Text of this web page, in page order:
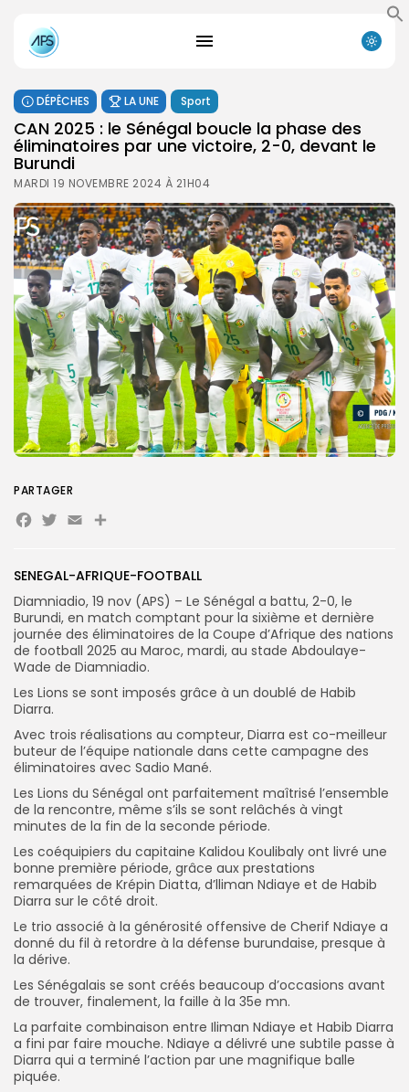
Search
DÉPÊCHES LA UNE Sport
CAN 2025 : le Sénégal boucle la phase des
éliminatoires par une victoire, 2-0, devant le
Burundi
MARDI 19 NOVEMBRE 2024 À 21H04
SENEGAL-AFRIQUE-FOOTBALL
Diamniadio, 19 nov (APS) – Le Sénégal a battu, 2-0, le
Burundi, en match comptant pour la sixième et dernière
journée des éliminatoires de la Coupe d’Afrique des nations
de football 2025 au Maroc, mardi, au stade Abdoulaye-
Wade de Diamniadio.
Les Lions se sont imposés grâce à un doublé de Habib
Diarra.
Avec trois réalisations au compteur, Diarra est co-meilleur
buteur de l’équipe nationale dans cette campagne des
éliminatoires avec Sadio Mané.
Les Lions du Sénégal ont parfaitement maîtrisé l’ensemble
de la rencontre, même s’ils se sont relâchés à vingt
minutes de la fin de la seconde période.
Les coéquipiers du capitaine Kalidou Koulibaly ont livré une
bonne première période, grâce aux prestations
remarquées de Krépin Diatta, d’lliman Ndiaye et de Habib
Diarra sur le côté droit.
Le trio associé à la générosité offensive de Cherif Ndiaye a
donné du fil à retordre à la défense burundaise, presque à
la dérive.
Les Sénégalais se sont créés beaucoup d’occasions avant
de trouver, finalement, la faille à la 35e mn.
La parfaite combinaison entre Iliman Ndiaye et Habib Diarra
a fini par faire mouche. Ndiaye a délivré une subtile passe à
Diarra qui a terminé l’action par une magnifique balle
piquée.
PARTAGER
Facebook
Twitter
EmailPartager